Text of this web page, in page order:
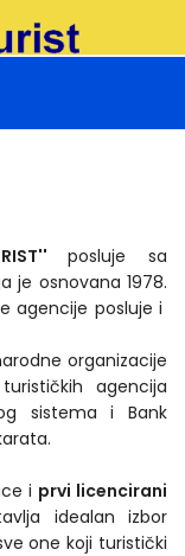
posluje sa
je osnovana 1978.
agencije posluje i
organizacije
agencija
sistema i Bank
i prvi licencirani
idealan izbor
one koji turistički